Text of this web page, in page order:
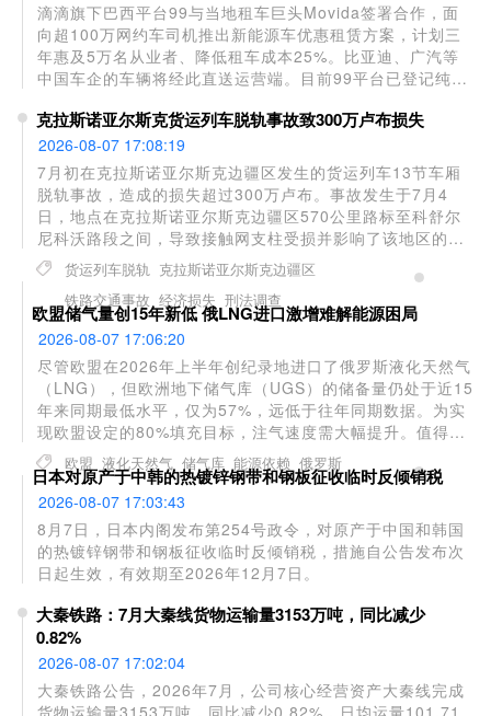
滴滴旗下巴西平台99与当地租车巨头Movida签署合作，面
向超100万网约车司机推出新能源车优惠租赁方案，计划三
年惠及5万名从业者、降低租车成本25%。比亚迪、广汽等
中国车企的车辆将经此直送运营端。目前99平台已登记纯电
万辆新能源车上平台。滴滴正以“出行平台+本地租赁+中国车
厂+充电生态”四角绑定，将国内绿色出行模式复制拉美，为
新能源车企解决海外规模化落地的核心难题。
克拉斯诺亚尔斯克货运列车脱轨事故致300万卢布损失
2026-08-07 17:08:19
7月初在克拉斯诺亚尔斯克边疆区发生的货运列车13节车厢
脱轨事故，造成的损失超过300万卢布。事故发生于7月4
日，地点在克拉斯诺亚尔斯克边疆区570公里路标至科舒尔
尼科沃路段之间，导致接触网支柱受损并影响了该地区的列
车运行。调查显示，事故造成铁轨上部结构和13节脱轨车厢
损坏，运输公司因此蒙受经济损失。目前相关部门已根据
《俄罗斯联邦刑法典》第263条第1款立案调查，指控涉及因
过失违反铁路交通安全运营规定并导致重大损失。
货运列车脱轨 克拉斯诺亚尔斯克边疆区
铁路交通事故 经济损失 刑法调查
欧盟储气量创15年新低 俄LNG进口激增难解能源困局
2026-08-07 17:06:20
尽管欧盟在2026年上半年创纪录地进口了俄罗斯液化天然气
（LNG），但欧洲地下储气库（UGS）的储备量仍处于近15
年来同期最低水平，仅为57%，远低于往年同期数据。为实
现欧盟设定的80%填充目标，注气速度需大幅提升。值得注
意的是，欧盟今年对俄管道气和LNG的进口量分别同比增长
7%和11%，俄气仍占欧盟消费量的12%。法国、比利时和西
班牙是主要进口国，其中比利时7月进口的LNG全部来自俄
罗斯。
欧盟 液化天然气 储气库 能源依赖 俄罗斯
日本对原产于中韩的热镀锌钢带和钢板征收临时反倾销税
2026-08-07 17:03:43
8月7日，日本内阁发布第254号政令，对原产于中国和韩国
的热镀锌钢带和钢板征收临时反倾销税，措施自公告发布次
日起生效，有效期至2026年12月7日。
大秦铁路：7月大秦线货物运输量3153万吨，同比减少
0.82%
2026-08-07 17:02:04
大秦铁路公告，2026年7月，公司核心经营资产大秦线完成
货物运输量3153万吨，同比减少0.82%，日均运量101.71